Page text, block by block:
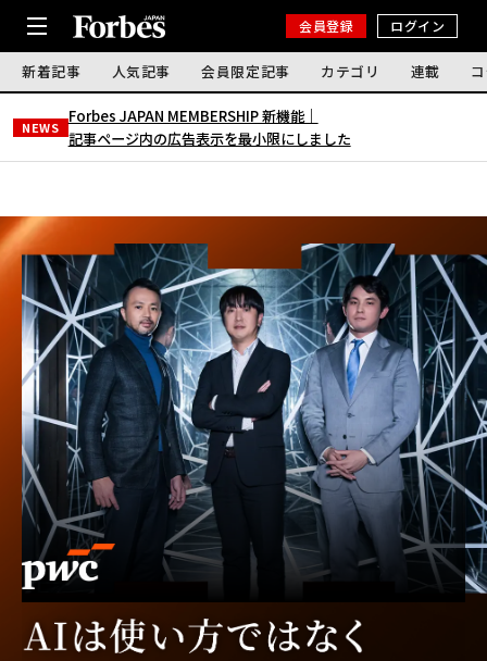
会員登録 ログイン
新着記事 人気記事 会員限定記事 カテゴリ 連載
NEWS
Forbes JAPAN MEMBERSHIP 新機能｜
記事ページ内の広告表示を最小限にしました